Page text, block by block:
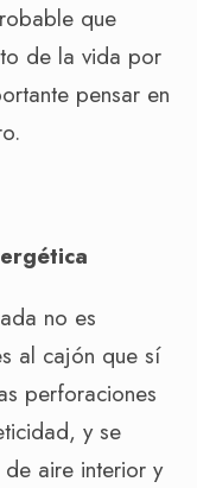
que
de la vida por
pensar en
no es
al cajón que sí
perforaciones
y se
aire interior y